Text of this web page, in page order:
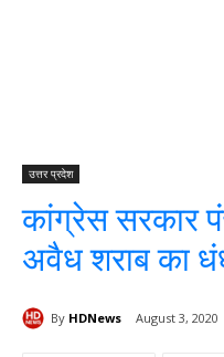
उत्तर प्रदेश
कांग्रेस सरकार
अवैध शराब का
By HDNews August 3, 2020